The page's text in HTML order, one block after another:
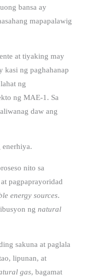
bansa ay
mapapalawig
at tiyaking may
kasi ng paghahanap
ng
ng MAE-1. Sa
daw ang
enerhiya.
nito sa
pagpaprayoridad
energy sources.
ng natural
sakuna at paglala
lipunan, at
gas, bagamat